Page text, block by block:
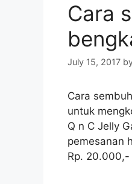
i
e
s
Cara
July 15, 2017
Cara
untuk
Q n C Jelly
pemesanan
Rp.